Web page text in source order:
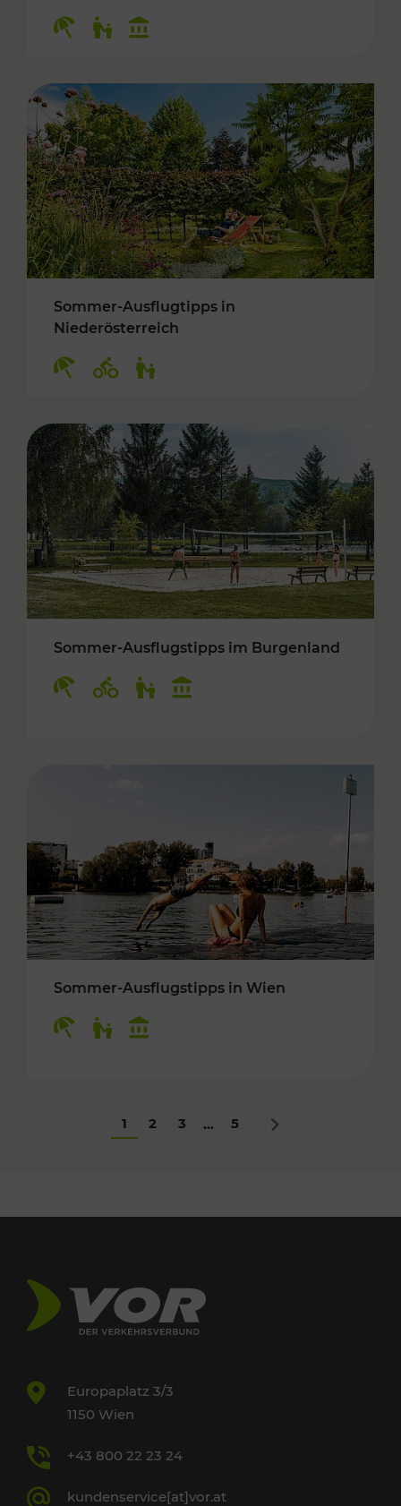
Sommer-Ausflugtipps in
Niederösterreich
Sommer-Ausflugstipps im Burgenland
Sommer-Ausflugstipps in Wien
1 2 3 ... 5 Nächstes
Europaplatz 3/3
1150 Wien
+43 800 22 23 24
kundenservice[at]vor.at